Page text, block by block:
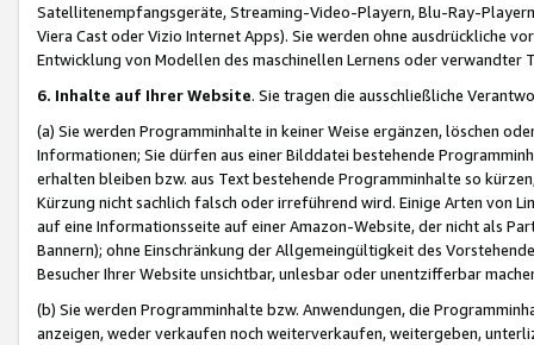
Satellitenempfangsgeräte, Streaming-Video-Playern, Blu-Ray-
Viera Cast oder Vizio Internet Apps). Sie werden ohne ausdrückliche
Entwicklung von Modellen des maschinellen Lernens oder
6. Inhalte auf Ihrer Website. Sie tragen die ausschließliche
(a) Sie werden Programminhalte in keiner Weise ergänzen, löschen
Informationen; Sie dürfen aus einer Bilddatei bestehende
erhalten bleiben bzw. aus Text bestehende Programminhalte so
Kürzung nicht sachlich falsch oder irreführend wird. Einige Arten von
auf eine Informationsseite auf einer Amazon-Website, der nicht als
Bannern); ohne Einschränkung der Allgemeingültigkeit des
Besucher Ihrer Website unsichtbar, unlesbar oder unentzifferbar
(b) Sie werden Programminhalte bzw. Anwendungen, die
anzeigen, weder verkaufen noch weiterverkaufen, weitergeben,